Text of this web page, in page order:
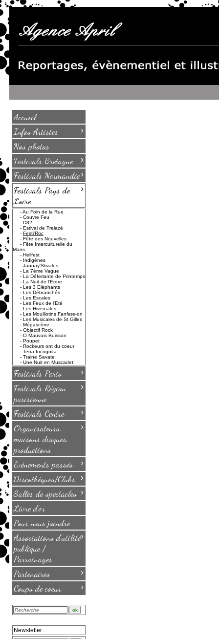
Accueil
Infos Artistes
›
Nos photos
Festivals Bretagne
›
Festivals Normandie›
Festivals Pays de
Loire
›
-Au Foin de la Rue
- Couvre Feu
- D32
- Estival de Trelazé
- Festi'Roc
- Fête des Nouvelles
- Fête Interculturelle du
Mans
- Hellfest
- Indigènes
- Jaunay'Stivales
- La 7ème Vague
- La Déferlante de Printemps
- La Nuit de l'Erdre
- Les 3 Eléphants
- Les Débranchés
- Les Escales
- Les Feux de l'Eté
- Les Hivernales
- Les Mouillotins Fanfare-on
- Les Musicales de St Gilles
- Mégascène
- Objectif Rock
- O Mauvais Buisson
- Poupet
- Rockeurs ont du coeur
- Terra Incognita
- Traine Savate
- Une Nuit en Muscadet
Festivals Paris ›
Festivals Région
parisienne
›
Festivals Centre ›
Organisateurs,
maisons disques,
productions
›
Evènements passés ›
Discothèques/Clubs ›
Salles de spectacles ›
Livre d'or
Pour nous joindre
Associations d'utilité
publique /
Parrainages
›
Partenaires ›
Coups de coeur ›
Newsletter :